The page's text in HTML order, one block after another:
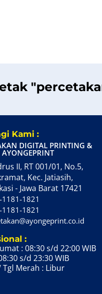
Kami :
DIGITAL PRINTING &
II, RT 001/01, No.5,
Kec. Jatiasih,
- Jawa Barat 17421
1821
1821
:
: 08:30 s/d 22:00 WIB
s/d 23:30 WIB
Tgl Merah : Libur